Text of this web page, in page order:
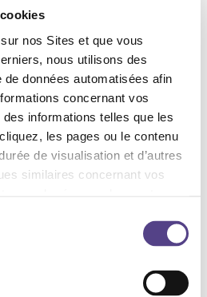
nos Sites et que vous
nous utilisons des
données automatisées afin
concernant vos
informations telles que les
les pages ou le contenu
de visualisation et d’autres
similaires concernant vos
navigateur utilisé ou le lieu de
sont saisies au moyen de
comme les cookies ou par le
externes.